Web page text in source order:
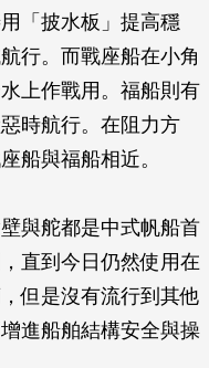
「披水板」提高穩
行。而戰座船在小角
上作戰用。福船則有
時航行。在阻力方
船與福船相近。
與舵都是中式帆船首
直到今日仍然使用在
但是沒有流行到其他
進船舶結構安全與操